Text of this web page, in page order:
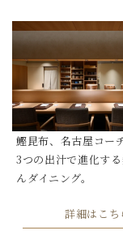
鰹昆布、名古屋コー
3つの出汁で進化す
んダイニング。
詳細はこち